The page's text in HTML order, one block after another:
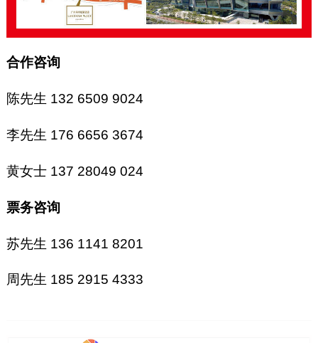
合作咨询
陈先生 132 6509 9024
李先生 176 6656 3674
黄女士 137 28049 024
票务咨询
苏先生 136 1141 8201
周先生 185 2915 4333